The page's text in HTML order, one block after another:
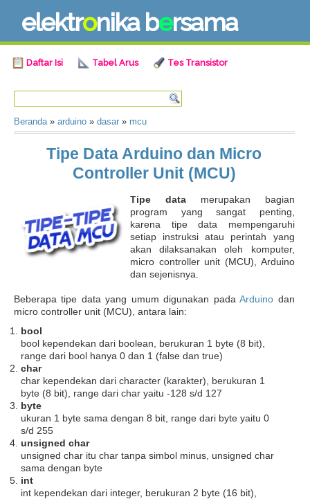
elektronika bersama
Daftar Isi Tabel Arus Tes Transistor
Beranda» arduino » dasar » mcu
Tipe Data Arduino dan Micro
Controller Unit (MCU)
Tipe datamerupakan bagian
program yang sangat penting,
karena tipe data mempengaruhi
setiap instruksi atau perintah yang
akan dilaksanakan oleh komputer,
micro controller unit (MCU), Arduino
dan sejenisnya.
Beberapa tipe data yang umum digunakan padaArduino dan
micro controller unit (MCU), antara lain:
bool
bool kependekan dari boolean, berukuran 1 byte (8 bit),
range dari bool hanya 0 dan 1 (false dan true)
char
char kependekan dari character (karakter), berukuran 1
byte (8 bit), range dari char yaitu -128 s/d 127
byte
ukuran 1 byte sama dengan 8 bit, range dari byte yaitu 0
s/d 255
unsigned char
unsigned char itu char tanpa simbol minus, unsigned char
sama dengan byte
int
int kependekan dari integer, berukuran 2 byte (16 bit),